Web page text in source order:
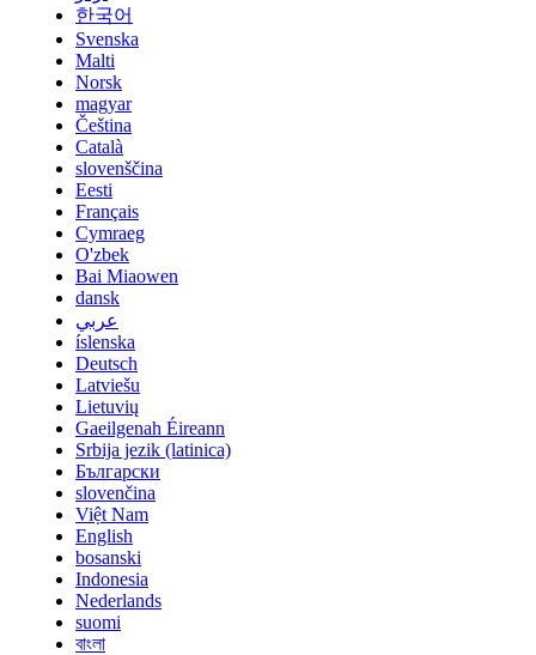
한국어
Svenska
Malti
Norsk
magyar
Čeština
Català
slovenščina
Eesti
Français
Cymraeg
O'zbek
Bai Miaowen
dansk
عربي
íslenska
Deutsch
Latviešu
Lietuvių
Gaeilgenah Éireann
Srbija jezik (latinica)
Български
slovenčina
Việt Nam
English
bosanski
Indonesia
Nederlands
suomi
বাংলা